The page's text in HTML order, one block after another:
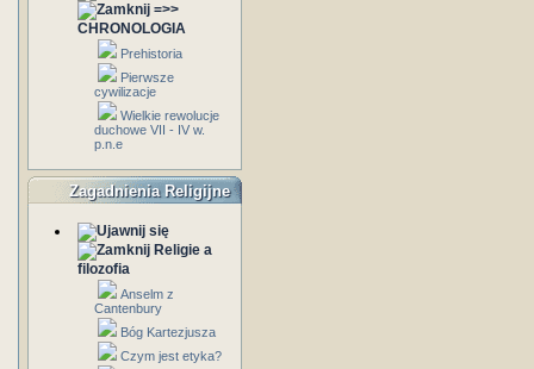
=>>
CHRONOLOGIA
Prehistoria
Pierwsze
cywilizacje
Wielkie rewolucje
duchowe VII - IV w.
p.n.e
Zagadnienia Religijne
Religie a
filozofia
Anselm z
Cantenbury
Bóg Kartezjusza
Czym jest etyka?